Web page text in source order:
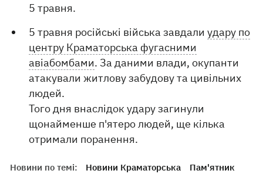
5 травня.
5 травня російські війська завдалиудару по
центру Краматорська фугасними
авіабомбами. За даними влади, окупанти
атакували житлову забудову та цивільних
людей.
Того дня внаслідок удару загинули
щонайменше п'ятеро людей, ще кілька
отримали поранення.
Новини по темі: Новини Краматорська
Пам'ятник